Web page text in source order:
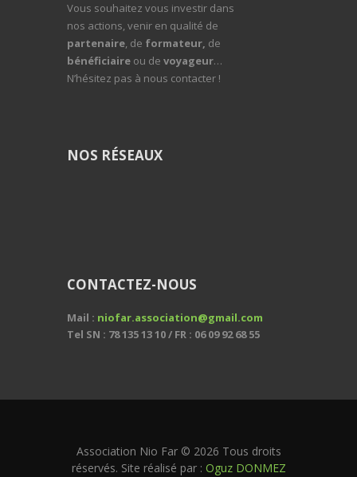
Vous souhaitez vous investir dans
nos actions, venir en qualité de
partenaire, de formateur, de
bénéficiaire ou de voyageur…
N’hésitez pas à nous contacter !
NOS RÉSEAUX
CONTACTEZ-NOUS
Mail : niofar.association@gmail.com
Tel SN : 78 135 13 10 / FR : 06 09 92 68 55
Association Nio Far © 2026 Tous droits
réservés. Site réalisé par : Oguz DONMEZ